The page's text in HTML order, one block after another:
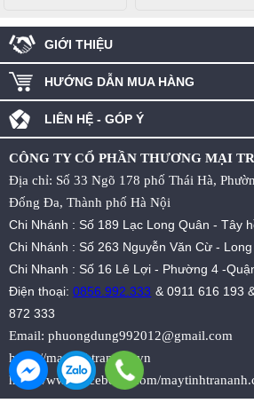
GIỚI THIỆU
HƯỚNG DẪN MUA HÀNG
LIÊN HỆ - GÓP Ý
CÔNG TY CỔ PHẦN THƯƠNG MẠI
Địa chỉ: Số 33 Ngõ 178 phố Thái Hà,
Đống Đa, Thành phố Hà Nội
Chi Nhánh : Số 189 Lạc Long Quân - Tây
Chi Nhánh : Số 263 Nguyễn Văn Cừ - Long
Chi Nhanh : Số 16 Lê Lợi - Phường 4 -
Điện thoại:0856.992.333 & 0911 616 193
872 333
Email: phuongdung992012@gmail.com
https://maytinhtrananh.vn
https://www.facebook.com/